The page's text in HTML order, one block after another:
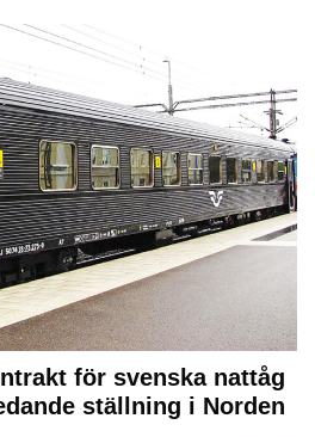
för svenska nattåg
ställning i Norden